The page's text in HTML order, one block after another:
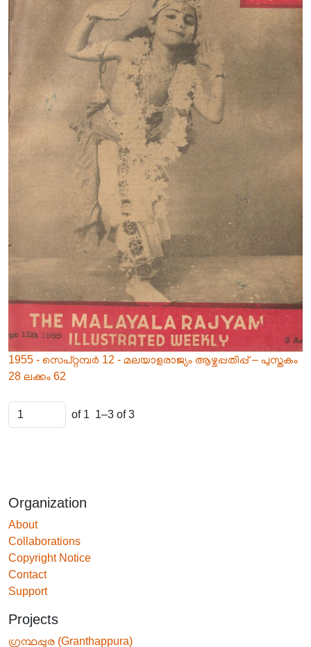
1955 - സെപ്റ്റമ്പർ 12 - മലയാളരാജ്യം ആഴ്ചപ്പതിപ്പ് – പുസ്തകം
28 ലക്കം 62
of 1 1–3 of 3
Organization
About
Collaborations
Copyright Notice
Contact
Support
Projects
ഗ്രന്ഥപ്പുര (Granthappura)